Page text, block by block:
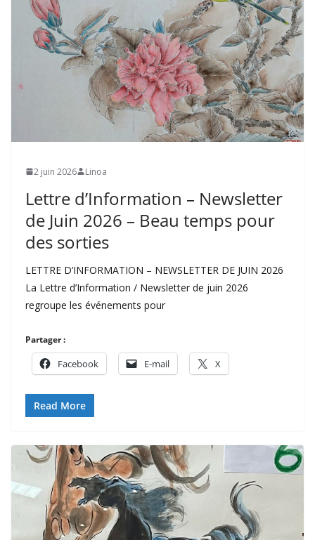
2 juin 2026 Linoa
Lettre d’Information – Newsletter
de Juin 2026 – Beau temps pour
des sorties
LETTRE D’INFORMATION – NEWSLETTER DE JUIN 2026
La Lettre d’Information / Newsletter de juin 2026
regroupe les événements pour
Partager :
Facebook E-mail X
Read More